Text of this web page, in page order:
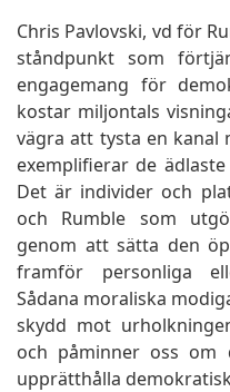
Chris Pavlovski, vd för
ståndpunkt som
engagemang för
kostar miljontals
vägra att tysta en kanal
exemplifierar de
Det är individer och
och Rumble som
genom att sätta den
framför personliga
Sådana moraliska
skydd mot
och påminner oss om
upprätthålla